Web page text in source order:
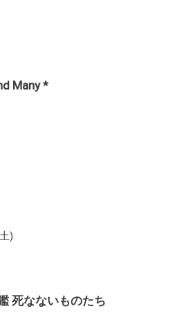
Many *
)
死なないものたち